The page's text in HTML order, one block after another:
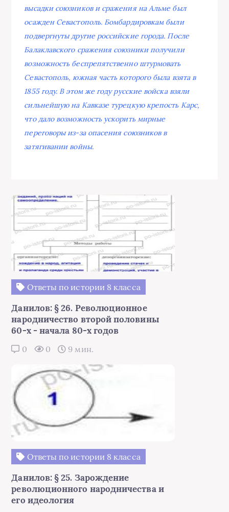
высадки союзников и сражения на Альме был
осажден Севастополь. Бомбардировкам были
подвергнуты другие российские города. После
Балаклавского сражения союзники получили
возможность беспрепятственно штурмовать
Севастополь, южная часть которого была взята в
1855 году. В этом же году русские войска взяли
сильнейшую на Кавказе турецкую крепость Карс,
что дало возможность ускорить мирные
переговоры из-за опасения союзников в
затягивании войны.
Ответы по истории 8 класса
Данилов: § 26. Революционное
народничество второй половины
60-х - начала 80-х годов
0 0 9 мин.
Ответы по истории 8 класса
Данилов: § 25. Зарождение
революционного народничества и
его идеология